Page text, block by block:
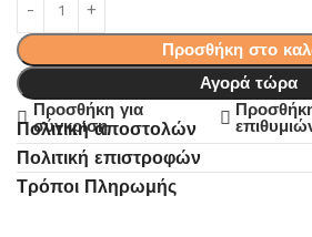
Προσθήκη στο
Αγορά τώρα
Προσθήκη για
σύγκριση
Πολιτική αποστολών
Πολιτική επιστροφών
Τρόποι Πληρωμής